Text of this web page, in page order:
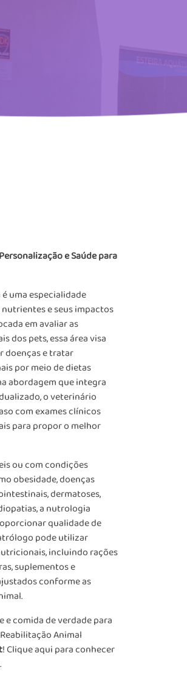
e Saúde para
uma especialidade
e seus impactos
em avaliar as
dos pets, essa área visa
doenças e tratar
por meio de dietas
abordagem que integra
o veterinário
com exames clínicos
para propor o melhor
ou com condições
obesidade, doenças
dermatoses,
a nutrologia
qualidade de
pode utilizar
incluindo rações
suplementos e
conforme as
e comida de verdade para
Animal
!Clique aqui para conhecer